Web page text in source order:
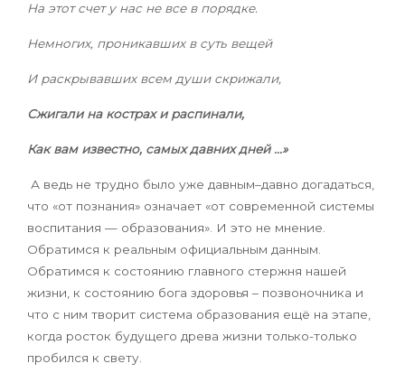
На этот счет у нас не все в порядке.
Немногих, проникавших в суть вещей
И раскрывавших всем души скрижали,
Сжигали на кострах и распинали,
Как вам известно, самых давних дней …»
А ведь не трудно было уже давным–давно догадаться,
что «от познания» означает «от современной системы
воспитания — образования». И это не мнение.
Обратимся к реальным официальным данным.
Обратимся к состоянию главного стержня нашей
жизни, к состоянию бога здоровья – позвоночника и
что с ним творит система образования ещё на этапе,
когда росток будущего древа жизни только-только
пробился к свету.